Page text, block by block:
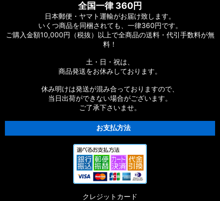
全国一律 360円
日本郵便・ヤマト運輸がお届け致します。
いくつ商品を同梱されても、一律360円です。
ご購入金額10,000円（税抜）以上で全商品の送料・代引手数料が無
料！
土・日・祝は、
商品発送をお休みしております。
休み明けは発送が混み合っておりますので、
当日出荷ができない場合がございます。
ご了承下さいませ。
お支払方法
クレジットカード